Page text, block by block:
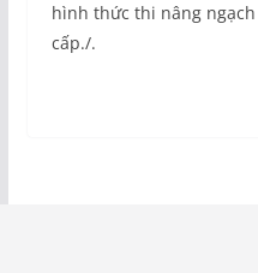
hình thức thi nâng
cấp./.